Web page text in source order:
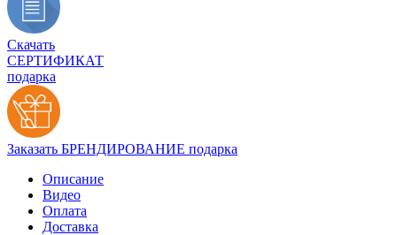
Скачать
СЕРТИФИКАТ
подарка
Заказать БРЕНДИРОВАНИЕ подарка
Описание
Видео
Оплата
Доставка